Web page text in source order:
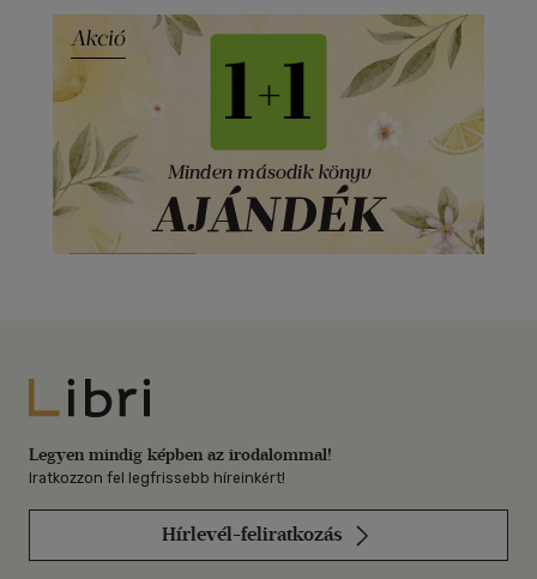
Libri
Legyen mindig képben az irodalommal!
Iratkozzon fel legfrissebb híreinkért!
Hírlevél-feliratkozás